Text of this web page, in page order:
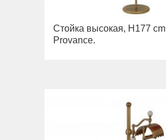
Стойка высокая, H177
Provance.